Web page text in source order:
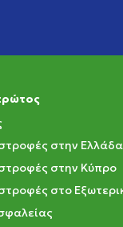
στην Ελλάδα
στην Κύπρο
στο